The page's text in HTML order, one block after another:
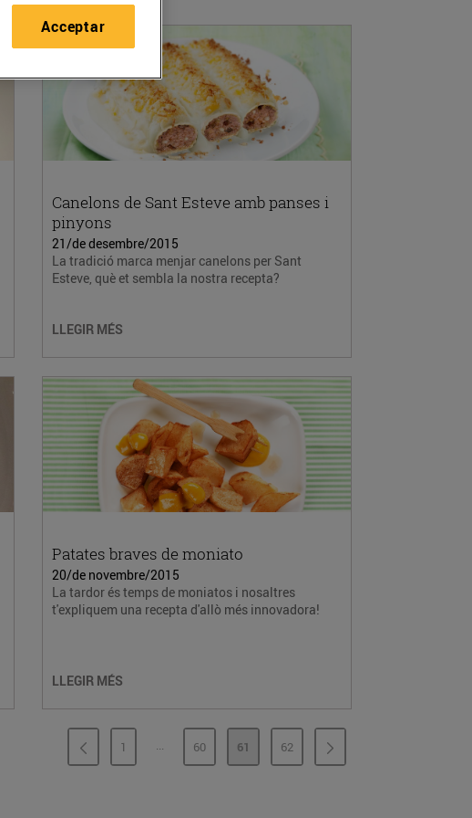
Canelons de Sant Esteve amb panses i
pinyons
21/de desembre/2015
La tradició marca menjar canelons per Sant
Esteve, què et sembla la nostra recepta?
LLEGIR MÉS
Patates braves de moniato
20/de novembre/2015
La tardor és temps de moniatos i nosaltres
t'expliquem una recepta d'allò més innovadora!
LLEGIR MÉS
PÀGINA
1 ...PÀGINES INTERMÈDIES
PÀGINA
60 PÀGINA
61 PÀGINA
62
Acceptar